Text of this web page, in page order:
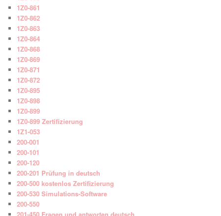
1Z0-861
1Z0-862
1Z0-863
1Z0-864
1Z0-868
1Z0-869
1Z0-871
1Z0-872
1Z0-895
1Z0-898
1Z0-899
1Z0-899 Zertifizierung
1Z1-053
200-001
200-101
200-120
200-201 Prüfung in deutsch
200-500 kostenlos Zertifizierung
200-530 Simulations-Software
200-550